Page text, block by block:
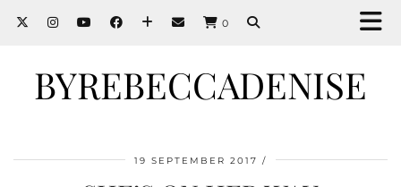
0
BYREBECCADENISE
19 SEPTEMBER 2017